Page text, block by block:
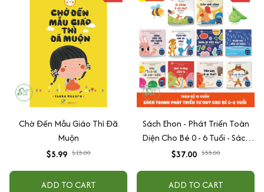
Chờ Đến Mẫu Giáo Thì Đã
Muộn
$5.99 $15.00
ADD TO CART
Sách Ehon - Phát Triển Toàn
Diện Cho Bé 0 - 6 Tuổi - Sách
Song Ngữ Việt - Anh
$37.00 $55.00
ADD TO CART